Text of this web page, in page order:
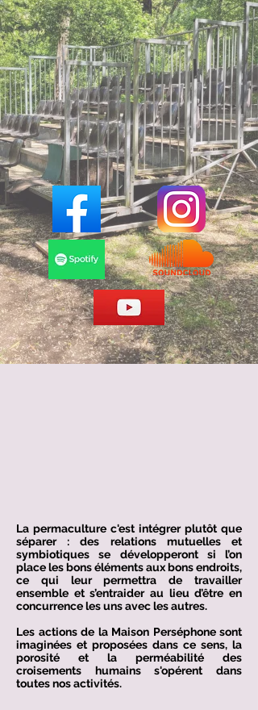
La permaculture c'est intégrer plutôt que
séparer : des relations mutuelles et
symbiotiques se développeront si l’on
place les bons éléments aux bons endroits,
ce qui leur permettra de travailler
ensemble et s’entraider au lieu d’être en
concurrence les uns avec les autres.
Les actions de la Maison Perséphone sont
imaginées et proposées dans ce sens, la
porosité et la perméabilité des
croisements humains s'opérent dans
toutes nos activités.